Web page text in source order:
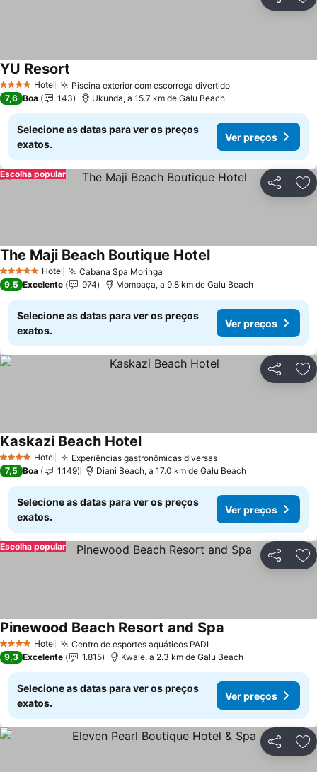
Partilhar
4 EstrelasHotel Piscina exterior com escorrega divertido
YU Resort
7,6 Boa 143 Ukunda, a 15.7 km de Galu Beach
Selecione as datas para ver os preços
exatos.
Ver preços
Partilhar
Escolha popular
5 Estrelas Hotel Cabana Spa Moringa
The Maji Beach Boutique Hotel
9,5 Excelente 974 Mombaça, a 9.8 km de Galu Beach
Selecione as datas para ver os preços
exatos.
Ver preços
Partilhar
4 EstrelasHotel Experiências gastronômicas diversas
Kaskazi Beach Hotel
7,5 Boa 1.149 Diani Beach, a 17.0 km de Galu Beach
Selecione as datas para ver os preços
exatos.
Ver preços
Partilhar
Escolha popular
4 EstrelasHotel Centro de esportes aquáticos PADI
Pinewood Beach Resort and Spa
9,3 Excelente 1.815 Kwale, a 2.3 km de Galu Beach
Selecione as datas para ver os preços
exatos.
Ver preços
Partilhar